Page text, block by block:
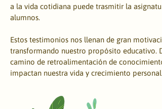
a la vida cotidiana puede trasmitir la
alumnos.
Estos testimonios nos llenan de gran
transformando nuestro propósito educativo.
camino de retroalimentación de
impactan nuestra vida y crecimiento